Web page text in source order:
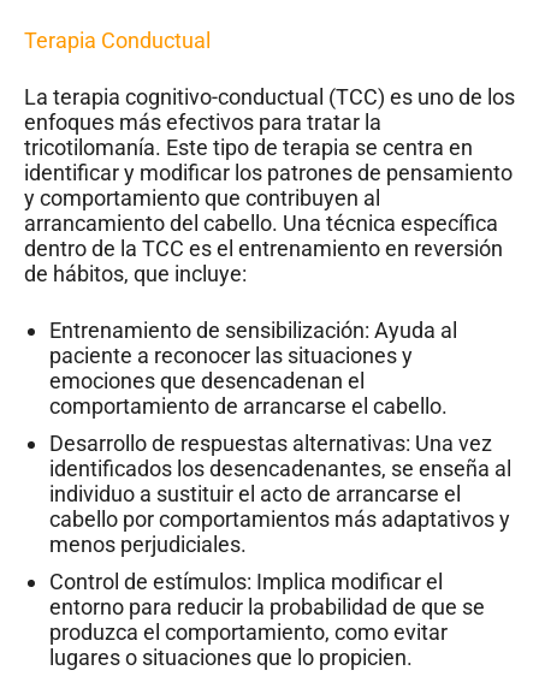
Terapia Conductual
La terapia cognitivo-conductual (TCC) es uno de los
enfoques más efectivos para tratar la
tricotilomanía. Este tipo de terapia se centra en
identificar y modificar los patrones de pensamiento
y comportamiento que contribuyen al
arrancamiento del cabello. Una técnica específica
dentro de la TCC es el entrenamiento en reversión
de hábitos, que incluye:
Entrenamiento de sensibilización: Ayuda al
paciente a reconocer las situaciones y
emociones que desencadenan el
comportamiento de arrancarse el cabello.
Desarrollo de respuestas alternativas: Una vez
identificados los desencadenantes, se enseña al
individuo a sustituir el acto de arrancarse el
cabello por comportamientos más adaptativos y
menos perjudiciales.
Control de estímulos: Implica modificar el
entorno para reducir la probabilidad de que se
produzca el comportamiento, como evitar
lugares o situaciones que lo propicien.